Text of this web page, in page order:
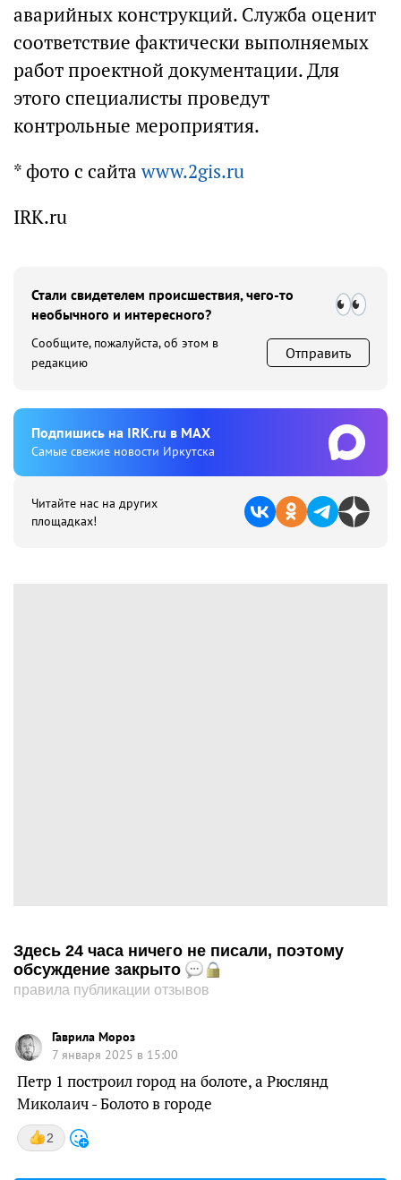
аварийных конструкций. Служба оценит
соответствие фактически выполняемых
работ проектной документации. Для
этого специалисты проведут
контрольные мероприятия.
* фото с сайтаwww.2gis.ru
IRK.ru
Стали свидетелем происшествия, чего-то
необычного и интересного?
Сообщите, пожалуйста, об этом в
редакцию
Отправить
Подпишиcь на IRK.ru в MAX
Cамые свежие новости Иркутска
Читайте нас на других
площадках!
Здесь 24 часа ничего не писали, поэтому
обсуждение закрыто
правила публикации отзывов
Гаврила Мороз
7 января 2025 в 15:00
Петр 1 построил город на болоте, а Рюслянд
Миколаич - Болото в городе
2